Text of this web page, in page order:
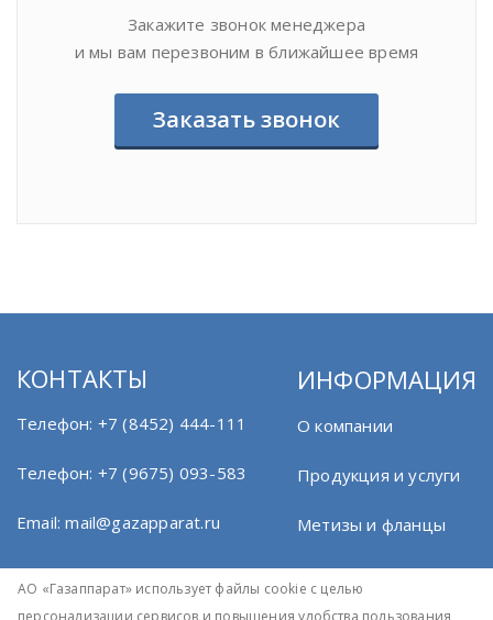
Закажите звонок менеджера
и мы вам перезвоним в ближайшее время
Заказать звонок
КОНТАКТЫ
Телефон: +7 (8452) 444-111
Телефон: +7 (9675) 093-583
Email:mail@gazapparat.ru
ИНФОРМАЦИЯ
О компании
Продукция и услуги
Метизы и фланцы
Документация
АО «Газаппарат» использует файлы cookie с целью
персонализации сервисов и повышения удобства пользования